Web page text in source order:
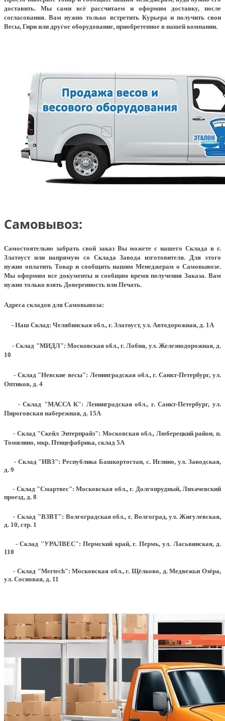
доставить. Мы сами всё рассчитаем и оформим доставку, после
согласования. Вам нужно только встретить Курьера и получить свои
Весы, Гири или другое оборудование, приобретенное в нашей компании.
Самовывоз:
Самостоятельно забрать свой заказ Вы можете с нашего Склада в г.
Златоуст или напрямую со Склада Завода изготовителя. Для этого
нужно оплатить Товар и сообщить нашим Менеджерам о Самовывозе.
Мы оформим все документы и сообщим время получения Заказа. Вам
нужно только взять Доверенность или Печать.
Адреса складов для Самовывоза:
- Наш Склад: Челябинская обл., г. Златоуст, ул. Автодорожная, д. 1А
- Склад "МИДЛ": Московская обл., г. Лобня, ул. Железнодорожная, д.
10
- Склад "Невские весы": Ленинградская обл., г. Санкт-Петербург, ул.
Оптиков, д. 4
- Склад "МАССА К": Ленинградская обл., г. Санкт-Петербург, ул.
Пироговская набережная, д. 15А
- Склад "Скейл Энтерпрайз": Московская обл., Люберецкий район, п.
Томилино, мкр. Птицефабрика, склад 5А
- Склад "ИВЗ": Республика Башкортостан, с. Иглино, ул. Заводская,
д. 9
- Склад "Смартвес":Московская обл., г. Долгопрудный, Лихачевский
проезд, д. 8
- Склад "ВЗВТ": Волгоградская обл., г. Волгоград, ул. Жигулевская,
д. 10, стр. 1
- Склад "УРАЛВЕС": Пермский край, г. Пермь, ул. Ласьвинская, д.
110
- Склад "Mertech": Московская обл., г. Щёлково, д. Медвежьи Озёра,
ул. Сосновая, д. 11